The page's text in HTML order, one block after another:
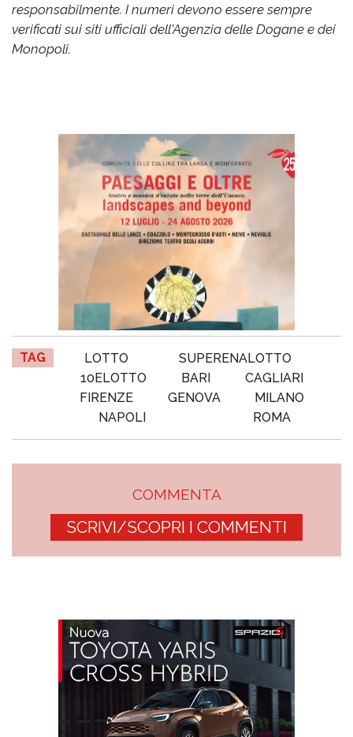
responsabilmente. I numeri devono essere sempre
verificati sui siti ufficiali dell'Agenzia delle Dogane e dei
Monopoli.
TAG LOTTO
SUPERENALOTTO
10ELOTTO
BARI
CAGLIARI
FIRENZE
GENOVA
MILANO
NAPOLI
ROMA
COMMENTA
SCRIVI/SCOPRI I COMMENTI